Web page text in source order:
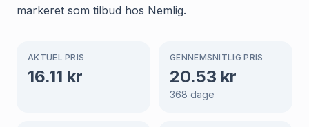
markeret som tilbud hos Nemlig.
AKTUEL PRIS
16.11 kr
GENNEMSNITLIG PRIS
20.53 kr
368 dage